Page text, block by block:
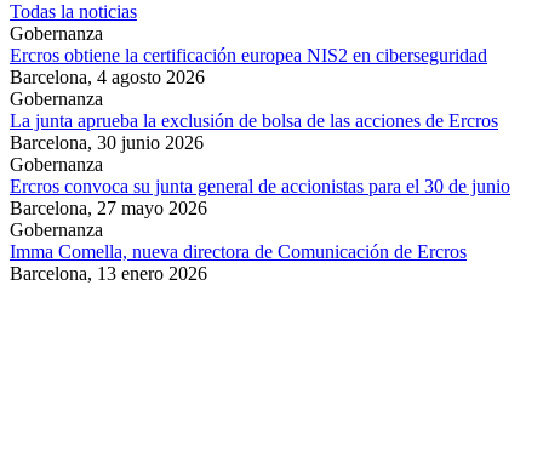
Todas la noticias
Gobernanza
Ercros obtiene la certificación europea NIS2 en ciberseguridad
Barcelona, 4 agosto 2026
Gobernanza
La junta aprueba la exclusión de bolsa de las acciones de Ercros
Barcelona, 30 junio 2026
Gobernanza
Ercros convoca su junta general de accionistas para el 30 de junio
Barcelona, 27 mayo 2026
Gobernanza
Imma Comella, nueva directora de Comunicación de Ercros
Barcelona, 13 enero 2026